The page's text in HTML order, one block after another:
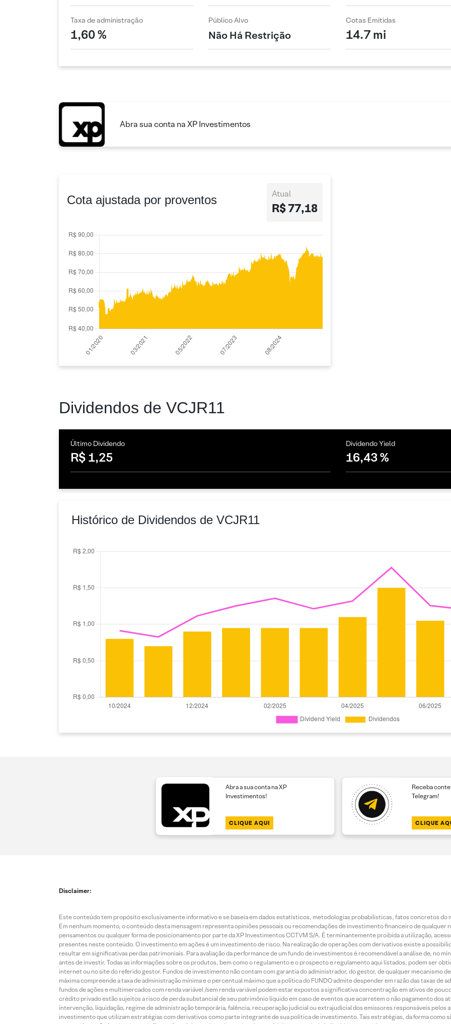
Taxa de administração
1,60 %
Público Alvo
Não Há Restrição
Cotas Emitidas
14.7 mi
Abra sua conta na XP Investimentos
Cota ajustada por proventos Atual
R$ 77,18
Dividendos de VCJR11
Último Dividendo
R$ 1,25
Dividendo Yield
16,43 %
Histórico de Dividendos de VCJR11
Abra a sua conta na XP
Investimentos!
CLIQUE AQUI
Receba
Telegram!
CLIQUE
Disclaimer:
Este conteúdo tem propósito exclusivamente informativo e se baseia em dados estatísticos, metodologias probabilísticas, fatos concretos do
Em nenhum momento, o conteúdo desta mensagem representa opiniões pessoais ou recomendações de investimento financeiro de qualquer
pensamentos ou qualquer forma de posicionamento por parte da XP Investimentos CCTVM S/A. É terminantemente proibida a utilização,
presentes neste conteúdo. O investimento em ações é um investimento de risco. Na realização de operações com derivativos existe a
resultar em significativas perdas patrimoniais. Para avaliação da performance de um fundo de investimentos é recomendável a análise de, no
antes de investir. Todas as informações sobre os produtos, bem como o regulamento e o prospecto e regulamento aqui listados, podem ser
internet ou no site do referido gestor. Fundos de investimento não contam com garantia do administrador, do gestor, de qualquer mecanismo
máxima compreende a taxa de administração mínima e o percentual máximo que a política do FUNDO admite despender em razão das taxas
fundos de ações e multimercados com renda variável /sem renda variável podem estar expostos a significativa concentração em ativos de
crédito privado estão sujeitos a risco de perda substancial de seu patrimônio líquido em caso de eventos que acarretem o não pagamento dos
intervenção, liquidação, regime de administração temporária, falência, recuperação judicial ou extrajudicial dos emissores responsáveis pelos
investimento que utilizam estratégias com derivativos como parte integrante de sua política de investimento. Tais estratégias, da forma como